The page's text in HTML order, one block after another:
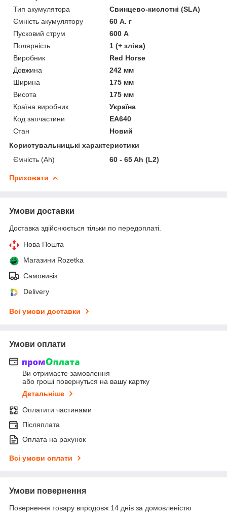
Тип акумулятора
Свинцево-кислотні (SLA)
Ємність акумулятору
60 А. г
Пусковий струм
600 А
Полярність
1 (+ зліва)
Виробник
Red Horse
Довжина
242 мм
Ширина
175 мм
Висота
175 мм
Країна виробник
Україна
Код запчастини
EA640
Стан
Новий
Користувальницькі характеристики
Ємність (Ah)
60 - 65 Ah (L2)
Приховати
Умови доставки
Доставка здійснюється тільки по передоплаті.
Нова Пошта
Магазини Rozetka
Самовивіз
Delivery
Всі умови доставки
Умови оплати
Ви отримаєте замовлення
або гроші повернуться на вашу картку
Детальніше
Оплатити частинами
Післяплата
Оплата на рахунок
Всі умови оплати
Умови повернення
Повернення товару впродовж 14 днів за домовленістю